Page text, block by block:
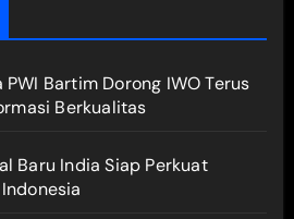
PWI Bartim Dorong IWO Terus
Berkualitas
Baru India Siap Perkuat